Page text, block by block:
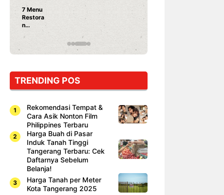
Nunung Srimulat & Vicky
Prasetyo Buka Restoran
Ayam Panggang! Cuma Rp
Mami Bikin Nagih!
TRENDING POS
Rekomendasi Tempat &
Cara Asik Nonton Film
Philippines Terbaru
Harga Buah di Pasar
Induk Tanah Tinggi
Tangerang Terbaru: Cek
Daftarnya Sebelum
Belanja!
Harga Tanah per Meter
Kota Tangerang 2025